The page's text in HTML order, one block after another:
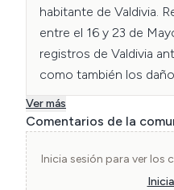
habitante de Valdivia.
entre el 16 y 23 de
registros de Valdivia
como también los
y sus alrededores.
Ver más
Comentarios de la
Inicia sesión para ver